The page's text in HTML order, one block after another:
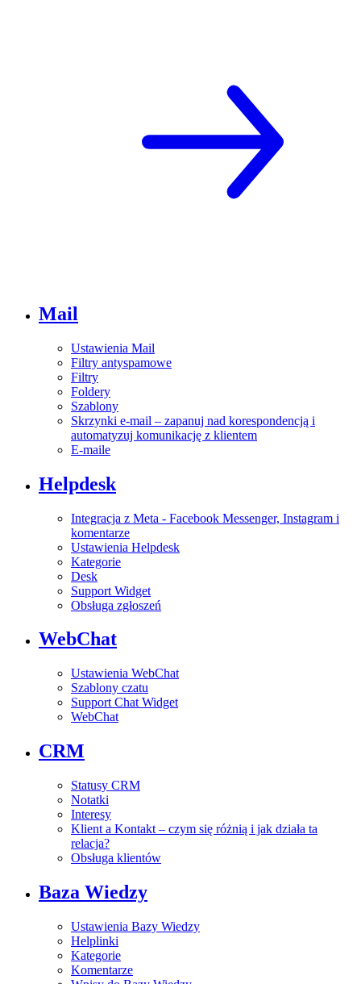
Mail
Ustawienia Mail
Filtry antyspamowe
Filtry
Foldery
Szablony
Skrzynki e-mail – zapanuj nad korespondencją i
automatyzuj komunikację z klientem
E-maile
Helpdesk
Integracja z Meta - Facebook Messenger, Instagram i
komentarze
Ustawienia Helpdesk
Kategorie
Desk
Support Widget
Obsługa zgłoszeń
WebChat
Ustawienia WebChat
Szablony czatu
Support Chat Widget
WebChat
CRM
Statusy CRM
Notatki
Interesy
Klient a Kontakt – czym się różnią i jak działa ta
relacja?
Obsługa klientów
Baza Wiedzy
Ustawienia Bazy Wiedzy
Helplinki
Kategorie
Komentarze